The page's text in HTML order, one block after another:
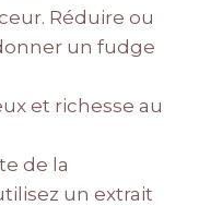
Réduire ou
un fudge
et richesse au
de la
un extrait